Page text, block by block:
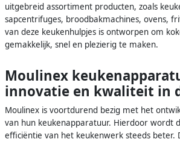
uitgebreid assortiment producten, zoals
sapcentrifuges, broodbakmachines, ovens,
van deze keukenhulpjes is ontworpen om
gemakkelijk, snel en plezierig te maken.
Moulinex
innovatie en kwaliteit in
Moulinex is voortdurend bezig met het
van hun keukenapparatuur. Hierdoor wordt
efficiëntie van het keukenwerk steeds beter.